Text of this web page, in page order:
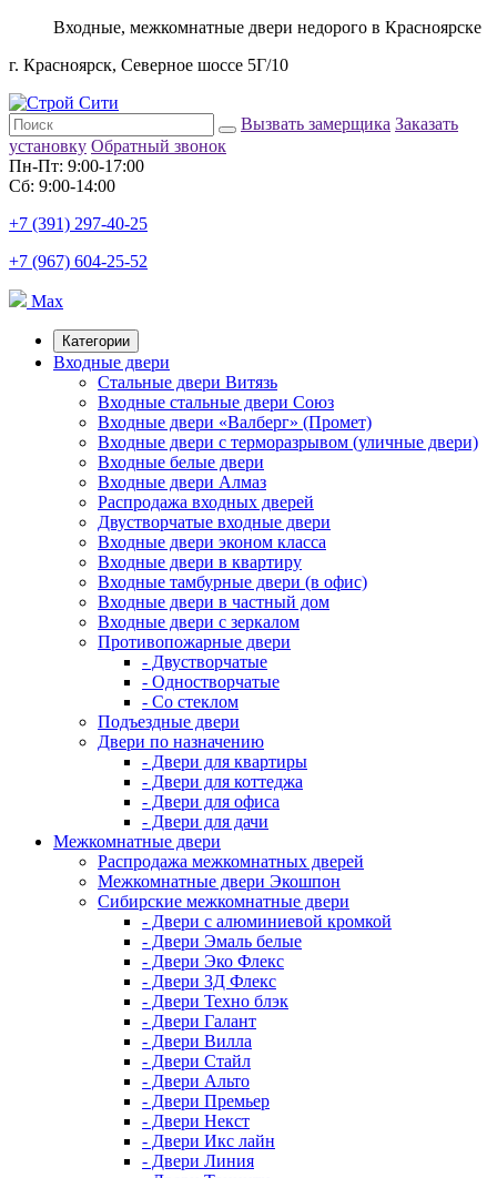
Входные, межкомнатные двери недорого в Красноярске
г. Красноярск, Северное шоссе 5Г/10
Вызвать замерщика Заказать
установку Обратный звонок
Пн-Пт: 9:00-17:00
Сб: 9:00-14:00
+7 (391) 297-40-25
+7 (967) 604-25-52
Max
Категории
Входные двери
Стальные двери Витязь
Входные стальные двери Союз
Входные двери «Валберг» (Промет)
Входные двери с терморазрывом (уличные двери)
Входные белые двери
Входные двери Алмаз
Распродажа входных дверей
Двустворчатые входные двери
Входные двери эконом класса
Входные двери в квартиру
Входные тамбурные двери (в офис)
Входные двери в частный дом
Входные двери с зеркалом
Противопожарные двери
- Двустворчатые
- Одностворчатые
- Со стеклом
Подъездные двери
Двери по назначению
- Двери для квартиры
- Двери для коттеджа
- Двери для офиса
- Двери для дачи
Межкомнатные двери
Распродажа межкомнатных дверей
Межкомнатные двери Экошпон
Сибирские межкомнатные двери
- Двери с алюминиевой кромкой
- Двери Эмаль белые
- Двери Эко Флекс
- Двери 3Д Флекс
- Двери Техно блэк
- Двери Галант
- Двери Вилла
- Двери Стайл
- Двери Альто
- Двери Премьер
- Двери Некст
- Двери Икс лайн
- Двери Линия